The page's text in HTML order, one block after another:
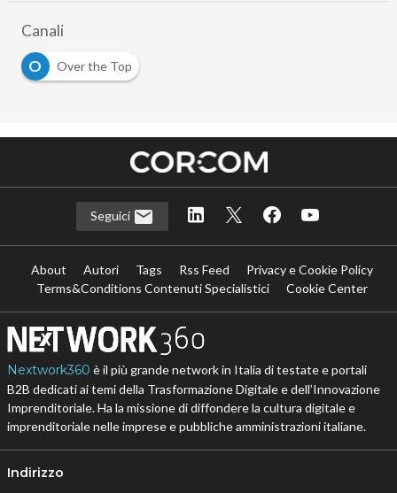
Canali
O
Over the Top
Seguici
About Autori Tags Rss Feed
Privacy e Cookie Policy
Terms&Conditions Contenuti Specialistici
Cookie Center
Nextwork360 è il più grande network in Italia di testate e portali
B2B dedicati ai temi della Trasformazione Digitale e dell’Innovazione
Imprenditoriale. Ha la missione di diffondere la cultura digitale e
imprenditoriale nelle imprese e pubbliche amministrazioni italiane.
Indirizzo